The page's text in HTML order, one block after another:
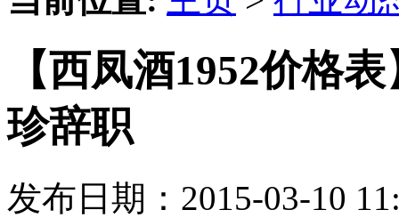
【西凤酒1952价格
珍辞职
发布日期：2015-03-10